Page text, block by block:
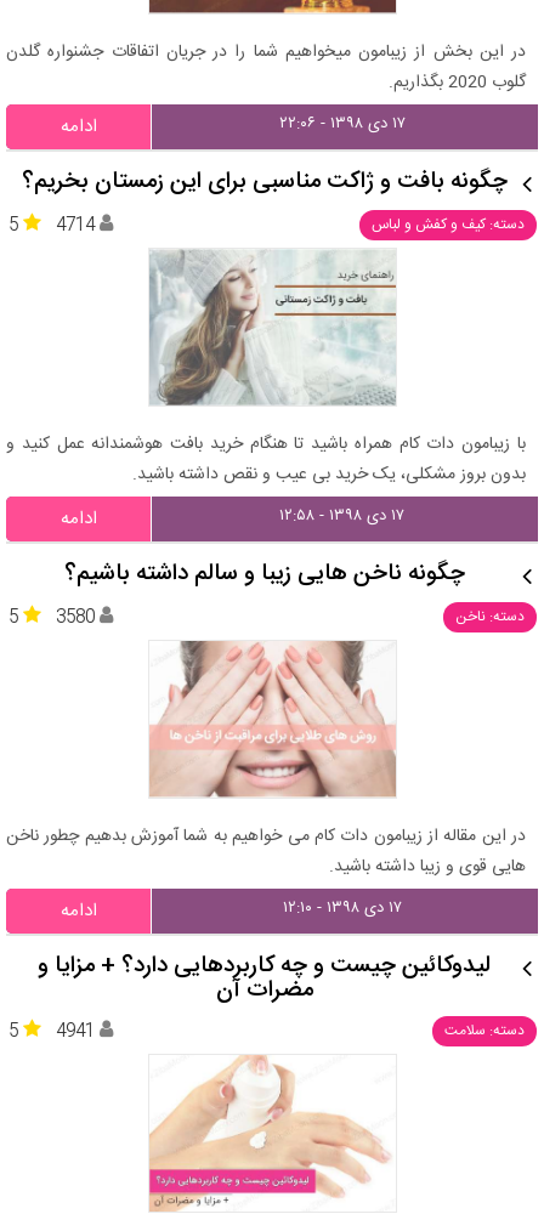
در این بخش از زیبامون میخواهیم شما را در جریان اتفاقات جشنواره گلدن
گلوب 2020 بگذاریم.
۱۷ دی ۱۳۹۸ - ۲۲:۰۶ ادامه
چگونه بافت و ژاکت مناسبی برای این زمستان بخریم؟
دسته: کیف و کفش و لباس 5 4714
با زیبامون دات کام همراه باشید تا هنگام خرید بافت هوشمندانه عمل کنید و
بدون بروز مشکلی، یک خرید بی عیب و نقص داشته باشید.
۱۷ دی ۱۳۹۸ - ۱۲:۵۸ ادامه
چگونه ناخن هایی زیبا و سالم داشته باشیم؟
دسته: ناخن 5 3580
در این مقاله از زیبامون دات کام می خواهیم به شما آموزش بدهیم چطور ناخن
هایی قوی و زیبا داشته باشید.
۱۷ دی ۱۳۹۸ - ۱۲:۱۰ ادامه
لیدوکائین چیست و چه کاربردهایی دارد؟ + مزایا و
مضرات آن
دسته: سلامت 5 4941